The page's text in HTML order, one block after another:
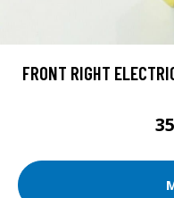
FRONT RIGHT